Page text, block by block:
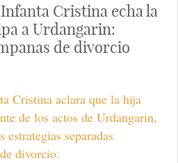
Cristina echa la
a Urdangarin:
de divorcio
Cristina aclara que la hija
de los actos de Urdangarin,
estrategias separadas
divorcio.